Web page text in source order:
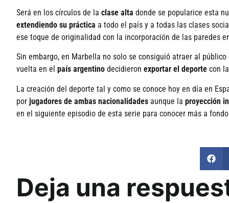
Será en los cí­rculos de la clase alta donde se popularice esta
extendiendo su práctica a todo el paí­s y a todas las clases
ese toque de originalidad con la incorporación de las paredes
Sin embargo, en Marbella no solo se consiguió atraer al
vuelta en el paí­s argentino decidieron exportar el deporte con
La creación del deporte tal y como se conoce hoy en dí­a en
por jugadores de ambas nacionalidades aunque la proyección
en el siguiente episodio de esta serie para conocer más a
Deja una